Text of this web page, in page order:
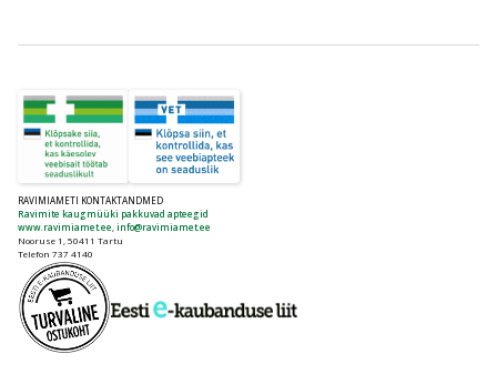
RAVIMIAMETI KONTAKTANDMED
Ravimite kaugmüüki pakkuvad apteegid
www.ravimiamet.ee info@ravimiamet.ee
Nooruse 1, 50411 Tartu
Telefon 737 4140